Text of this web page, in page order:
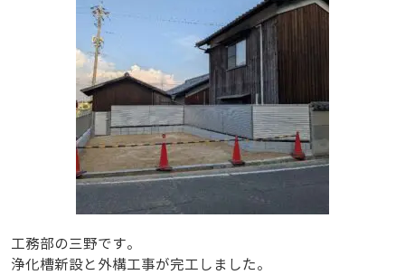
工務部の三野です。
浄化槽新設と外構工事が完工しました。